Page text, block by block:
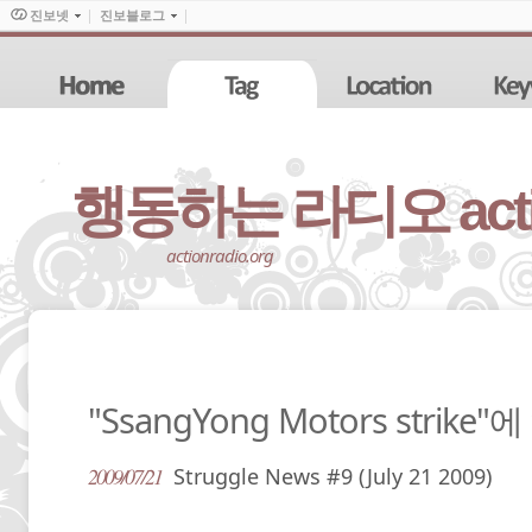
행동하는 라디오
actionradio.org
"SsangYong Motors strike"
2009/07/21 Struggle News #9 (July 21 2009)
진보넷 진보블로그